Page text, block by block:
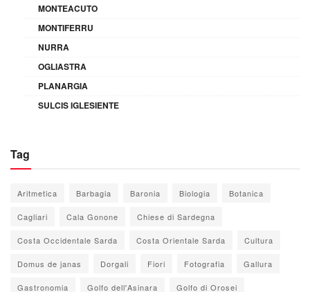
MONTEACUTO
MONTIFERRU
NURRA
OGLIASTRA
PLANARGIA
SULCIS IGLESIENTE
Tag
Aritmetica Barbagia Baronia Biologia Botanica
Cagliari Cala Gonone Chiese di Sardegna
Costa Occidentale Sarda Costa Orientale Sarda Cultura
Domus de janas Dorgali Fiori Fotografia Gallura
Gastronomia Golfo dell'Asinara Golfo di Orosei